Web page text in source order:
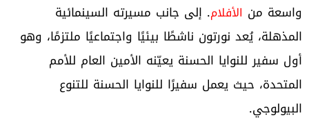
واسعة من الأفلام. إلى جانب مسيرته السينمائية
المذهلة، يُعد نورتون ناشطًا بيئيًا واجتماعيًا ملتزمًا، وهو
أول سفير للنوايا الحسنة يعيّنه الأمين العام للأمم
المتحدة، حيث يعمل سفيرًا للنوايا الحسنة للتنوع
البيولوجي.